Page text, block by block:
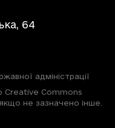
64
адміністрації
Creative Commons
не зазначено інше.